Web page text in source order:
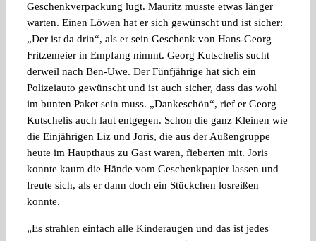
Geschenkverpackung lugt. Mauritz musste etwas länger
warten. Einen Löwen hat er sich gewünscht und ist sicher:
„Der ist da drin“, als er sein Geschenk von Hans-Georg
Fritzemeier in Empfang nimmt. Georg Kutschelis sucht
derweil nach Ben-Uwe. Der Fünfjährige hat sich ein
Polizeiauto gewünscht und ist auch sicher, dass das wohl
im bunten Paket sein muss. „Dankeschön“, rief er Georg
Kutschelis auch laut entgegen. Schon die ganz Kleinen wie
die Einjährigen Liz und Joris, die aus der Außengruppe
heute im Haupthaus zu Gast waren, fieberten mit. Joris
konnte kaum die Hände vom Geschenkpapier lassen und
freute sich, als er dann doch ein Stückchen losreißen
konnte.
„Es strahlen einfach alle Kinderaugen und das ist jedes